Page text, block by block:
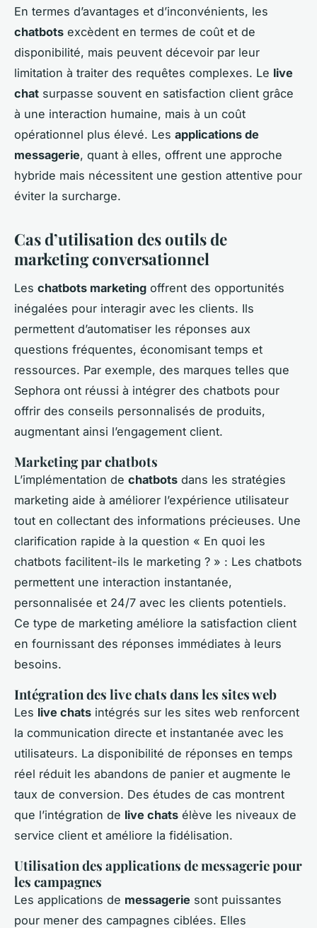
En termes d’avantages et d’inconvénients, les
chatbots excèdent en termes de coût et de
disponibilité, mais peuvent décevoir par leur
limitation à traiter des requêtes complexes. Le live
chat surpasse souvent en satisfaction client grâce
à une interaction humaine, mais à un coût
opérationnel plus élevé. Les applications de
messagerie, quant à elles, offrent une approche
hybride mais nécessitent une gestion attentive pour
éviter la surcharge.
Cas d’utilisation des outils de
marketing conversationnel
Les chatbots marketing offrent des opportunités
inégalées pour interagir avec les clients. Ils
permettent d’automatiser les réponses aux
questions fréquentes, économisant temps et
ressources. Par exemple, des marques telles que
Sephora ont réussi à intégrer des chatbots pour
offrir des conseils personnalisés de produits,
augmentant ainsi l’engagement client.
Marketing par chatbots
L’implémentation de chatbots dans les stratégies
marketing aide à améliorer l’expérience utilisateur
tout en collectant des informations précieuses. Une
clarification rapide à la question « En quoi les
chatbots facilitent-ils le marketing ? » : Les chatbots
permettent une interaction instantanée,
personnalisée et 24/7 avec les clients potentiels.
Ce type de marketing améliore la satisfaction client
en fournissant des réponses immédiates à leurs
besoins.
Intégration des live chats dans les sites web
Les live chats intégrés sur les sites web renforcent
la communication directe et instantanée avec les
utilisateurs. La disponibilité de réponses en temps
réel réduit les abandons de panier et augmente le
taux de conversion. Des études de cas montrent
que l’intégration de live chats élève les niveaux de
service client et améliore la fidélisation.
Utilisation des applications de messagerie pour
les campagnes
Les applications de messagerie sont puissantes
pour mener des campagnes ciblées. Elles